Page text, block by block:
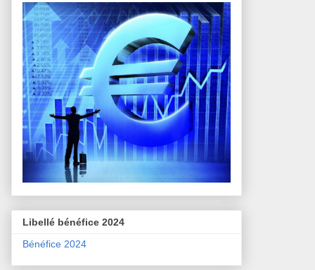
Libellé bénéfice 2024
Bénéfice 2024